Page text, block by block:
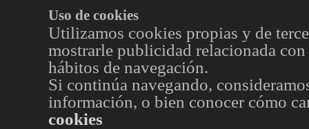
Uso de cookies
Utilizamos cookies propias y de
mostrarle publicidad relacionada
hábitos de navegación.
Si continúa navegando,
información, o bien conocer cómo
cookies